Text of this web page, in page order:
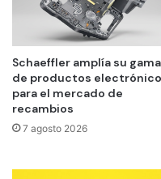
Schaeffler amplía su gama
de productos
para el mercado de
recambios
7 agosto 2026